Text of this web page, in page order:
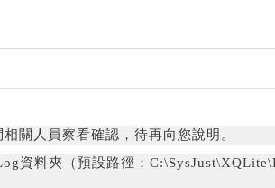
關人員察看確認，待再向您說明。
資料夾（預設路徑：